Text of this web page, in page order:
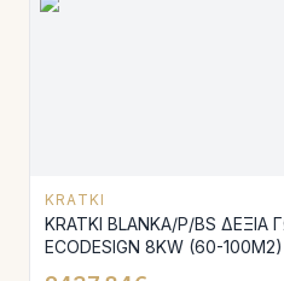
KRATKI
KRATKI BLANKA/P/BS
ECODESIGN 8KW (60-